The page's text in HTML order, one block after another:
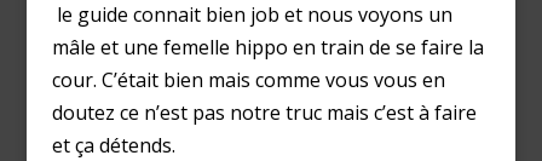
le guide connait bien job et nous voyons un
mâle et une femelle hippo en train de se faire la
cour. C’était bien mais comme vous vous en
doutez ce n’est pas notre truc mais c’est à faire
et ça détends.